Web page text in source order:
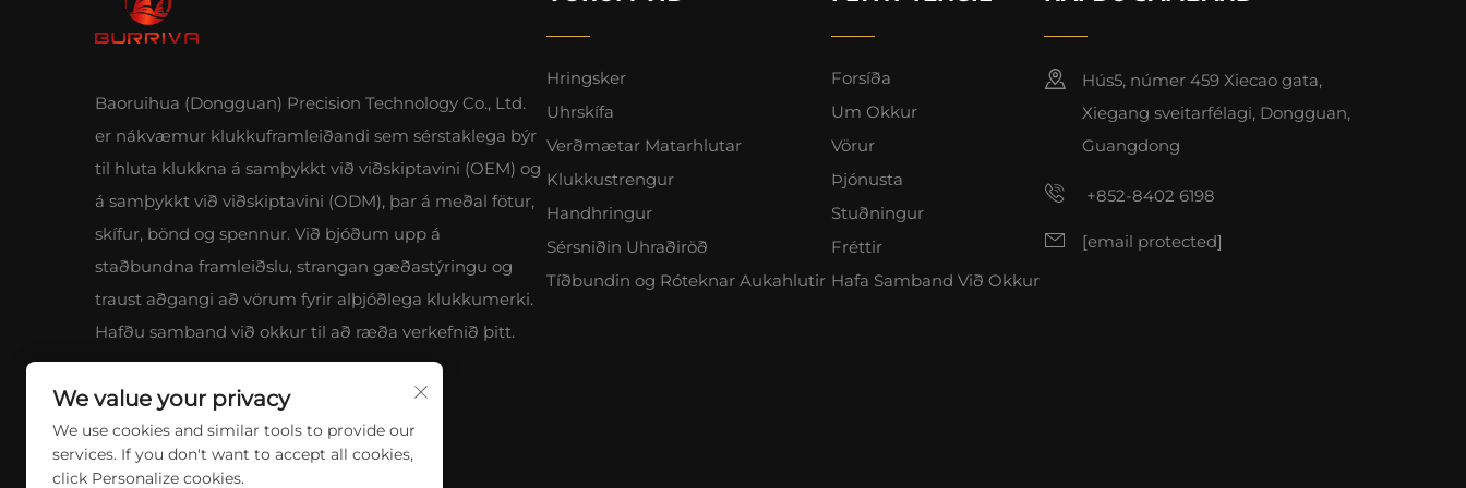
Baoruihua (Dongguan) Precision Technology Co., Ltd.
er nákvæmur klukkuframleiðandi sem sérstaklega býr
til hluta klukkna á samþykkt við viðskiptavini (OEM) og
á samþykkt við viðskiptavini (ODM), þar á meðal fötur,
skífur, bönd og spennur. Við bjóðum upp á
staðbundna framleiðslu, strangan gæðastýringu og
traust aðgangi að vörum fyrir alþjóðlega klukkumerki.
Hafðu samband við okkur til að ræða verkefnið þitt.
Hringsker
Uhrskífa
Verðmætar Matarhlutar
Klukkustrengur
Handhringur
Sérsniðin Uhraðiröð
Tíðbundin og Róteknar Aukahlutir
Forsíða
Um Okkur
Vörur
Þjónusta
Stuðningur
Fréttir
Hafa Samband Við Okkur
Hús5, númer 459 Xiecao gata,
Xiegang sveitarfélagi, Dongguan,
Guangdong
+852-8402 6198
[email protected]
We value your privacy
We use cookies and similar tools to provide our
services. If you don't want to accept all cookies,
click Personalize cookies.